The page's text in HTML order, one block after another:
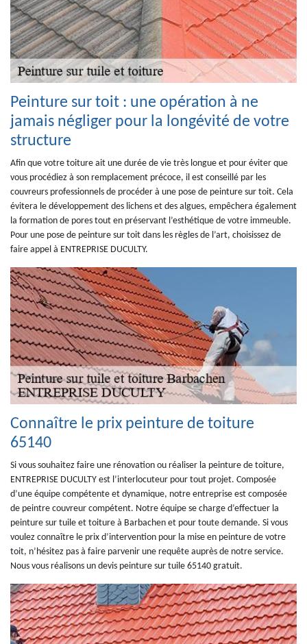
Peinture sur toit : une opération à ne
jamais négliger pour la longévité de votre
structure
Afin que votre toiture ait une durée de vie très longue et pour éviter que
vous procédiez à son remplacement précoce, il est conseillé par les
couvreurs professionnels de procéder à une pose de peinture sur toit. Cela
évitera le développement des lichens et des algues, empêchera également
la formation de pores tout en préservant l’esthétique de votre immeuble.
Pour une pose de peinture sur toit dans les règles de l’art, choisissez de
faire appel à ENTREPRISE DUCULTY.
Connaître le prix peinture de toiture
65140
Si vous souhaitez faire une rénovation ou réaliser la peinture de toiture,
ENTREPRISE DUCULTY est l’interlocuteur pour tout projet. Composée
d’une équipe compétente et dynamique, notre entreprise est composée
de peintre couvreur compétent. Notre équipe se charge d’effectuer la
peinture sur tuile et toiture à Barbachen et pour toute demande. Si vous
voulez connaître le prix d’intervention pour la mise en peinture de votre
toit, n’hésitez pas à faire parvenir une requête auprès de notre service.
Nous vous réalisons un devis peinture sur tuile 65140 gratuit.